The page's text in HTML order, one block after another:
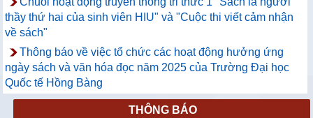
thầy thứ hai của sinh viên HIU" và "Cuộc thi viết cảm nhận
về sách"
Thông báo về việc tổ chức các hoạt động hưởng ứng
ngày sách và văn hóa đọc năm 2025 của Trường Đại học
Quốc tế Hồng Bàng
THÔNG BÁO